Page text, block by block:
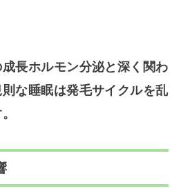
長ホルモン分泌と深く関わ
な睡眠は発毛サイクルを乱